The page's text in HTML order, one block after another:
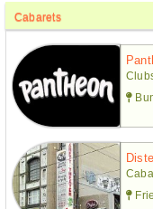
Cabarets